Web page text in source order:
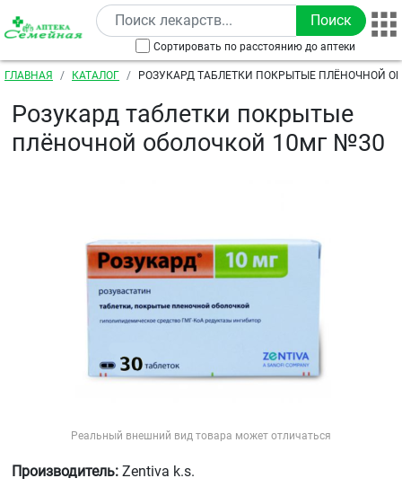
Перейти к основному содержанию
Сортировать по расстоянию до аптеки
Строка навигации
ГЛАВНАЯ КАТАЛОГ РОЗУКАРД ТАБЛЕТКИ ПОКРЫТЫЕ ПЛЁНОЧНОЙ
Розукард таблетки покрытые
плёночной оболочкой 10мг №30
Реальный внешний вид товара может отличаться
Производитель: Zentiva k.s.